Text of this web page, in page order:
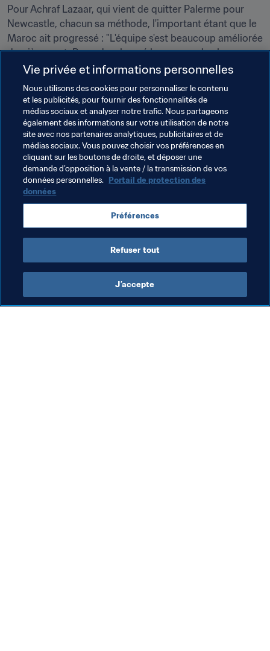
Pour Achraf Lazaar, qui vient de quitter Palerme pour
Newcastle, chacun sa méthode, l'important étant que le
Maroc ait progressé : "L'équipe s'est beaucoup améliorée
dernièrement. Renard a changé beaucoup de choses,
dont la tactique. C'est normal car chaque entraîneur a sa
Zaki et avec Renard. Les résultats parlent d'eux-mêmes",
conclut-il.
Thèmes en lien
Classement Masculin
Classement Mondial FIFA/Coca-Cola Morocco
CAF
Vie privée et informations personnelles
Nous utilisons des cookies pour personnaliser le contenu
et les publicités, pour fournir des fonctionnalités de
médias sociaux et analyser notre trafic. Nous partageons
également des informations sur votre utilisation de notre
site avec nos partenaires analytiques, publicitaires et de
médias sociaux. Vous pouvez choisir vos préférences en
cliquant sur les boutons de droite, et déposer une
demande d’opposition à la vente / la transmission de vos
données personnelles. Portail de protection des
données
Préférences
Refuser tout
J’accepte